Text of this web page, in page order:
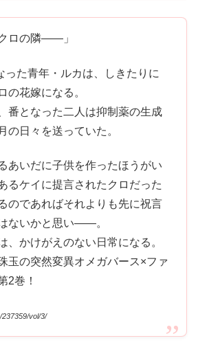
ロの隣――」
った青年・ルカは、しきたりに
の花嫁になる。
番となった二人は抑制薬の生成
の日々を送っていた。
あいだに子供を作ったほうがい
るケイに提言されたクロだった
のであればそれよりも先に祝言
ないかと思い――。
、かけがえのない日常になる。
玉の突然変異オメガバース×ファ
2巻！
237359/vol/3/